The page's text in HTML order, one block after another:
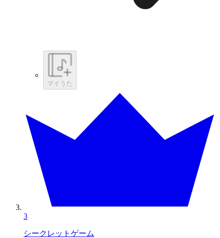
マイうた
3
シークレットゲーム